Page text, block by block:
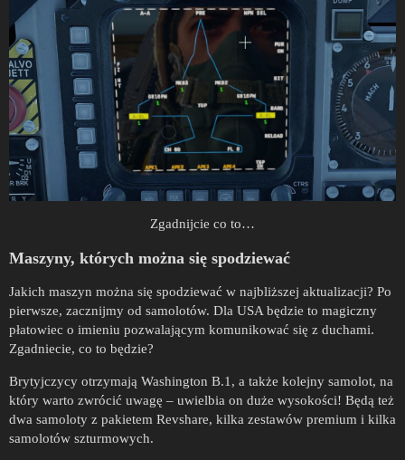
Zgadnijcie co to…
Maszyny, których można się spodziewać
Jakich maszyn można się spodziewać w najbliższej aktualizacji? Po
pierwsze, zacznijmy od samolotów. Dla USA będzie to magiczny
płatowiec o imieniu pozwalającym komunikować się z duchami.
Zgadniecie, co to będzie?
Brytyjczycy otrzymają Washington B.1, a także kolejny samolot, na
który warto zwrócić uwagę – uwielbia on duże wysokości! Będą też
dwa samoloty z pakietem Revshare, kilka zestawów premium i kilka
samolotów szturmowych.